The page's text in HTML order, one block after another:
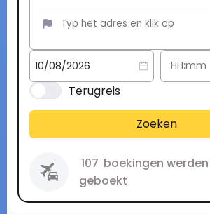
Terugreis
Zoeken
107 boekingen
geboekt